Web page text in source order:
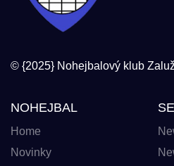
© {2025} Nohejbalový klub
NOHEJBAL
Home
Novinky